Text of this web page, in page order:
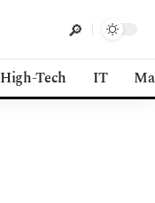
High-Tech IT